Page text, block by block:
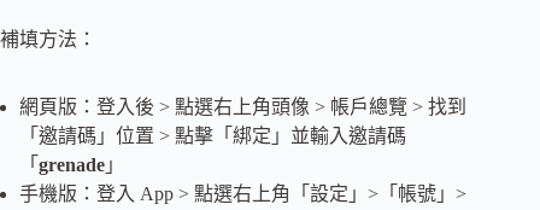
補填方法：
網頁版：登入後 > 點選右上角頭像 > 帳戶總覽 > 找到
「邀請碼」位置 > 點擊「綁定」並輸入邀請碼
「 grenade 」
手機版：登入 App > 點選右上角「設定」>「帳號」>